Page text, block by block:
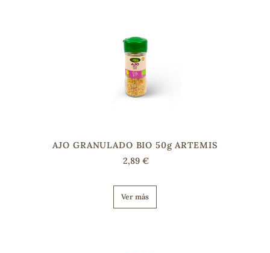
AJO GRANULADO BIO 50g ARTEMIS
2,89 €
Ver más